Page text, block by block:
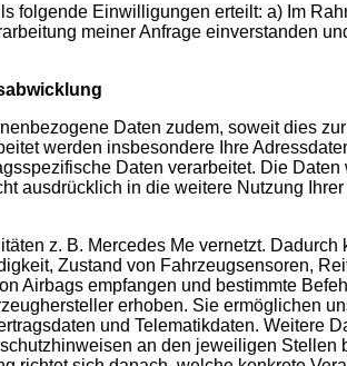
folgende Einwilligungen erteilt: a) Im
meiner Anfrage einverstanden
Daten zudem, soweit dies
werden insbesondere Ihre
Daten verarbeitet. Die Daten
ausdrücklich in die weitere Nutzung
z. B. Mercedes Me vernetzt.
Zustand von Fahrzeugsensoren,
Airbags empfangen und bestimmte
erhoben. Sie ermöglichen
und Telematikdaten. Weitere
an den jeweiligen Stellen